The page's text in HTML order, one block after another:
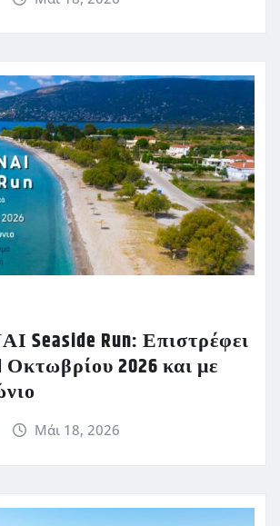
Seaside Run: Επιστρέφει
Οκτωβρίου 2026 και με
Μάι 18, 2026